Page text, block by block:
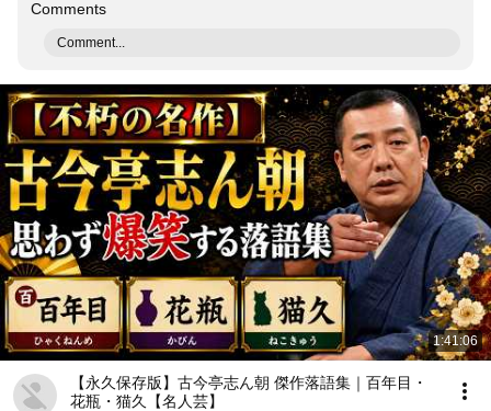
Comments
Comment...
1:41:06
【永久保存版】古今亭志ん朝 傑作落語集｜百年目・
花瓶・猫久【名人芸】